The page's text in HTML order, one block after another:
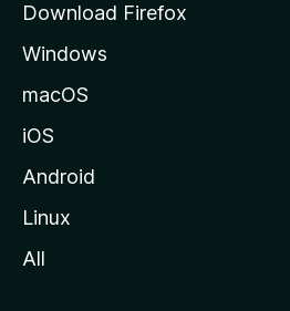
λ
ί
τ
η
o
Download Firefox
Windows
macOS
iOS
Android
Linux
All